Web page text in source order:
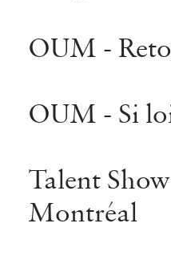
OUM -
OUM - Si
Talent
Montréal